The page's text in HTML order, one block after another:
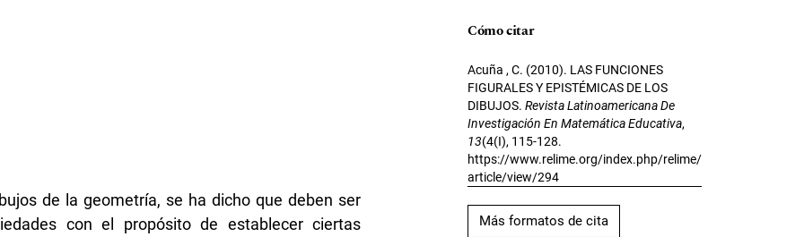
de la geometría, se ha dicho que deben ser
con el propósito de establecer ciertas
Cómo citar
Acuña , C. (2010). LAS FUNCIONES
FIGURALES Y EPISTÉMICAS DE LOS
DIBUJOS. Revista Latinoamericana De
Investigación En Matemática Educativa,
13(4(I), 115-128.
https://www.relime.org/index.php/relime/
article/view/294
Más formatos de cita